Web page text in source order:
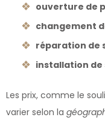
ouverture de
changement
réparation de
installation de
Les prix, comme le
varier selon la